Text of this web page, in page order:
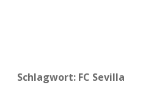
Schlagwort: FC Sevilla